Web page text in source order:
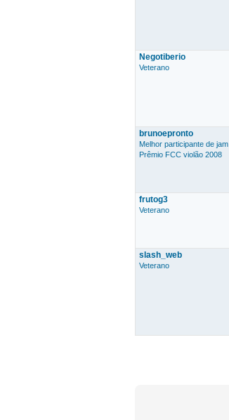
Negotiberio
Veterano
brunoepronto
Melhor participante de jam
Prêmio FCC violão 2008
frutog3
Veterano
slash_web
Veterano